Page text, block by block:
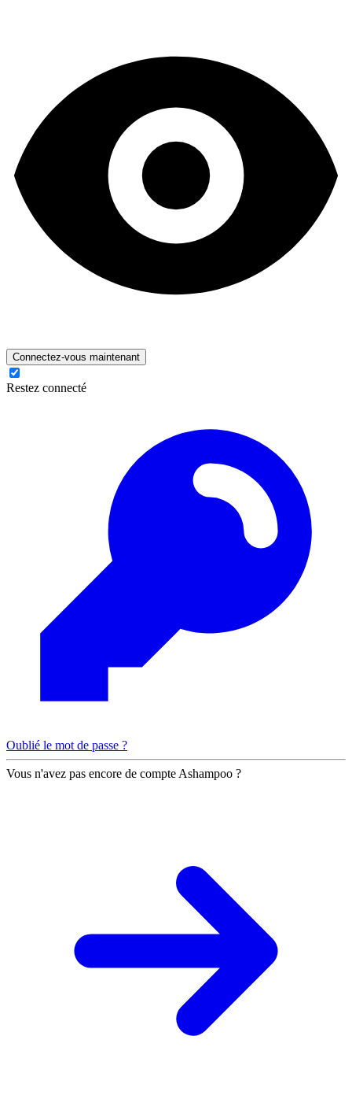
Connectez-vous maintenant
Restez connecté
Oublié le mot de passe ?
Vous n'avez pas encore de compte Ashampoo ?